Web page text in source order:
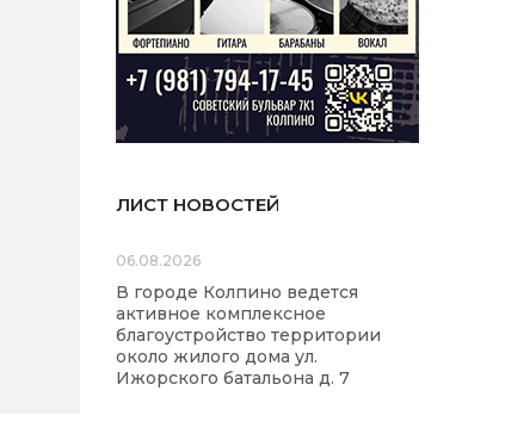
ЛИСТ НОВОСТЕЙ
06.08.2026
В городе Колпино ведется
активное комплексное
благоустройство территории
около жилого дома ул.
Ижорского батальона д. 7